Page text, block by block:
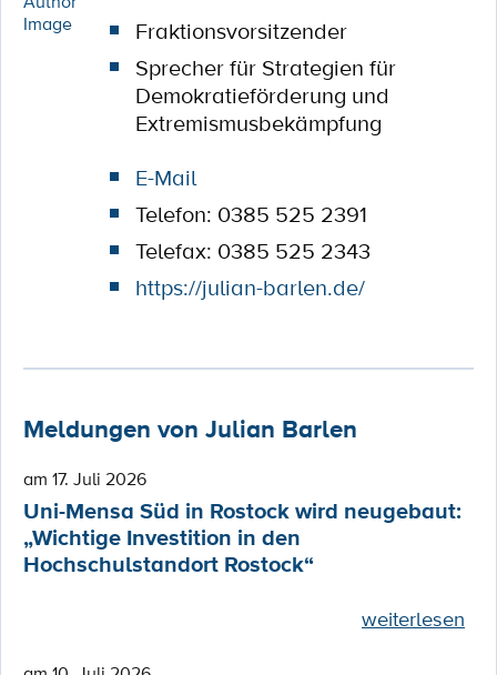
Fraktionsvorsitzender
Sprecher für Strategien für
Demokratieförderung und
Extremismusbekämpfung
E-Mail
Telefon: 0385 525 2391
Telefax: 0385 525 2343
https://julian-barlen.de/
Meldungen von Julian Barlen
am 17. Juli 2026
Uni-Mensa Süd in Rostock wird neugebaut:
„Wichtige Investition in den
Hochschulstandort Rostock“
weiterlesen